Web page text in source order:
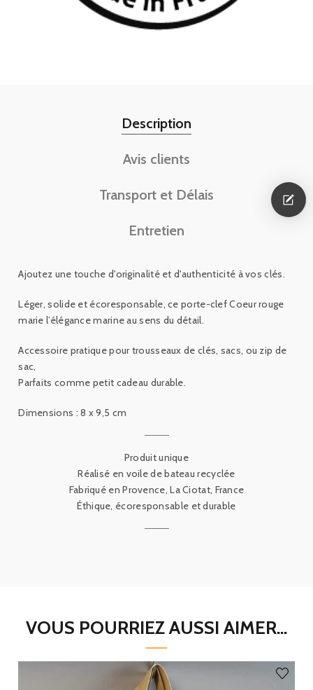
Description
Avis clients
Transport et Délais
Entretien
Ajoutez une touche d'originalité et d'authenticité à vos clés.
Léger, solide et écoresponsable, ce porte-clef Coeur rouge
marie l’élégance marine au sens du détail.
Accessoire pratique pour trousseaux de clés, sacs, ou zip de
sac,
Parfaits comme petit cadeau durable.
Dimensions : 8 x 9,5 cm
Produit unique
Réalisé en voile de bateau recyclée
Fabriqué en Provence, La Ciotat, France
Éthique, écoresponsable et durable
VOUS POURRIEZ AUSSI AIMER...